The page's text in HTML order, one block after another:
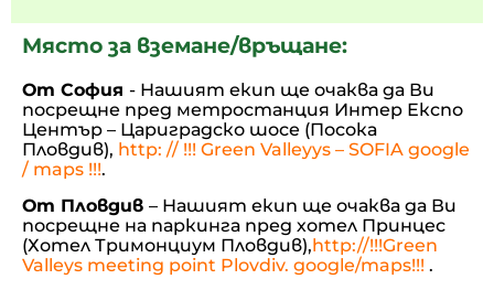
Място за вземане/връщане:
От София - Нашият екип ще очаква да Ви
посрещне пред метростанция Интер Експо
Център – Цариградско шосе (Посока
Пловдив), http: // !!! Green Valleyys – SOFIA google
/ maps !!!.
От Пловдив – Нашият екип ще очаква да Ви
посрещне на паркинга пред хотел Принцес
(Хотел Тримонциум Пловдив),http://!!!Green
Valleys meeting point Plovdiv. google/maps!!! .